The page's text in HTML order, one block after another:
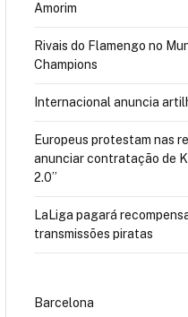
Amorim
Rivais do Flamengo no
Champions
Internacional anuncia
Europeus protestam nas
anunciar contratação de
2.0”
LaLiga pagará
transmissões piratas
Barcelona